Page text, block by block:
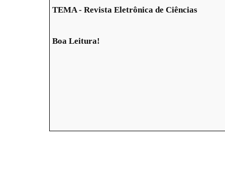
TEMA - Revista Eletrônica de Ciências
Boa Leitura!